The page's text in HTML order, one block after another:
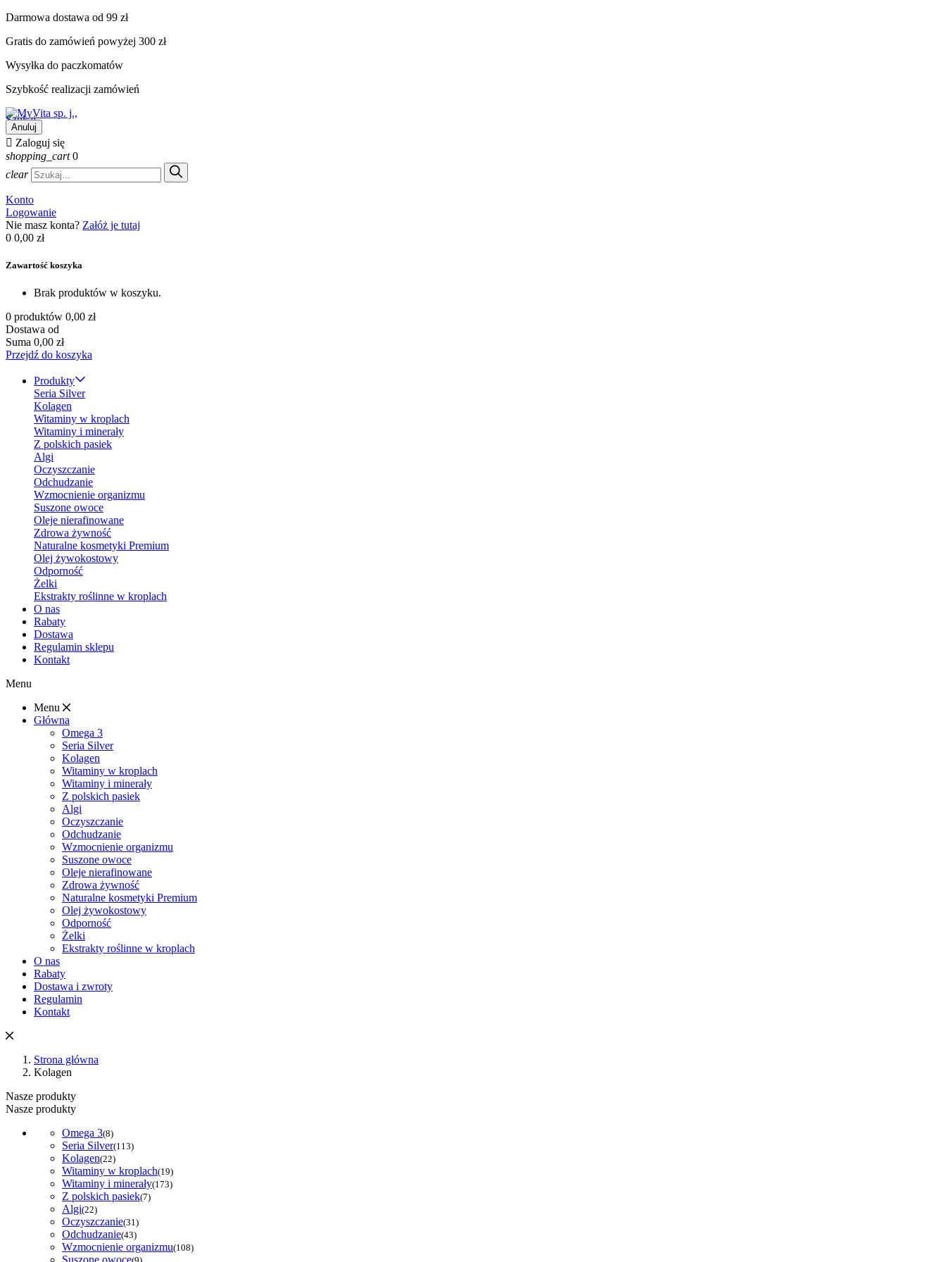
Darmowa dostawa od 99 zł
Gratis do zamówień powyżej 300 zł
Wysyłka do paczkomatów
Szybkość realizacji zamówień
Szukaj
Anuluj
 Zaloguj się
shopping_cart 0
clear
Konto
Logowanie
Nie masz konta? Załóż je tutaj
0 0,00 zł
Zawartość koszyka
Brak produktów w koszyku.
0 produktów 0,00 zł
Dostawa od
Suma 0,00 zł
Przejdź do koszyka
Produkty
Seria Silver
Kolagen
Witaminy w kroplach
Witaminy i minerały
Z polskich pasiek
Algi
Oczyszczanie
Odchudzanie
Wzmocnienie organizmu
Suszone owoce
Oleje nierafinowane
Zdrowa żywność
Naturalne kosmetyki Premium
Olej żywokostowy
Odporność
Żelki
Ekstrakty roślinne w kroplach
O nas
Rabaty
Dostawa
Regulamin sklepu
Kontakt
Menu
Menu
Główna
Omega 3
Seria Silver
Kolagen
Witaminy w kroplach
Witaminy i minerały
Z polskich pasiek
Algi
Oczyszczanie
Odchudzanie
Wzmocnienie organizmu
Suszone owoce
Oleje nierafinowane
Zdrowa żywność
Naturalne kosmetyki Premium
Olej żywokostowy
Odporność
Żelki
Ekstrakty roślinne w kroplach
O nas
Rabaty
Dostawa i zwroty
Regulamin
Kontakt
Strona główna
Kolagen
Nasze produkty
Nasze produkty
Omega 3(8)
Seria Silver(113)
Kolagen(22)
Witaminy w kroplach(19)
Witaminy i minerały(173)
Z polskich pasiek(7)
Algi(22)
Oczyszczanie(31)
Odchudzanie(43)
Wzmocnienie organizmu(108)